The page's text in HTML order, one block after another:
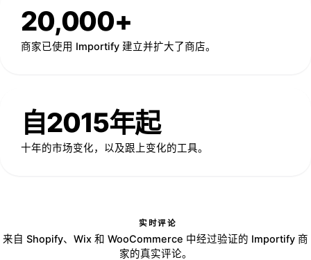
20,000+
商家已使用 Importify 建立并扩大了商店。
自2015年起
十年的市场变化，以及跟上变化的工具。
实时评论
来自 Shopify、Wix 和 WooCommerce 中经过验证的 Importify 商
家的真实评论。